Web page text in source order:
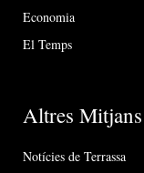
Economia
El Temps
Altres Mitjans
Notícies de Terrassa